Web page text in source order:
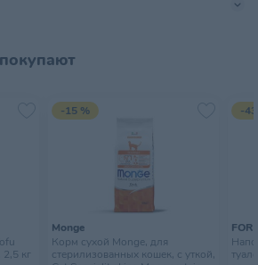
месте, недоступном для детей
кг
-15 %
Monge
Корм сухой Monge, для
стерилизованных кошек, с уткой,
-
FOR